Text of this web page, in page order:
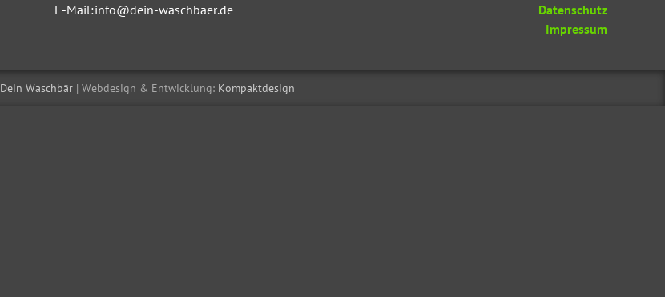
E-Mail:info@dein-waschbaer.de
Datenschutz
Impressum
Dein Waschbär| Webdesign & Entwicklung: Kompaktdesign